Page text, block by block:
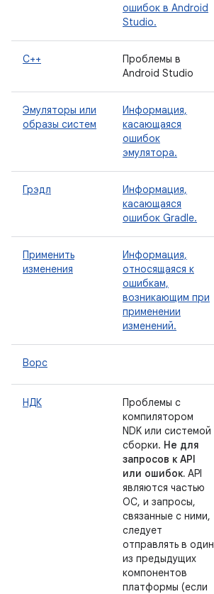
ошибок в Android
Studio.
C++
Проблемы в
Android Studio
Эмуляторы или
образы систем
Информация,
касающаяся
ошибок
эмулятора.
Грэдл
Информация,
касающаяся
ошибок Gradle.
Применить
изменения
Информация,
относящаяся к
ошибкам,
возникающим при
применении
изменений.
Ворс
НДК
Проблемы с
компилятором
NDK или системой
сборки. Не для
запросов к API
или ошибок. API
являются частью
ОС, и запросы,
связанные с ними,
следует
отправлять в один
из предыдущих
компонентов
платформы (если